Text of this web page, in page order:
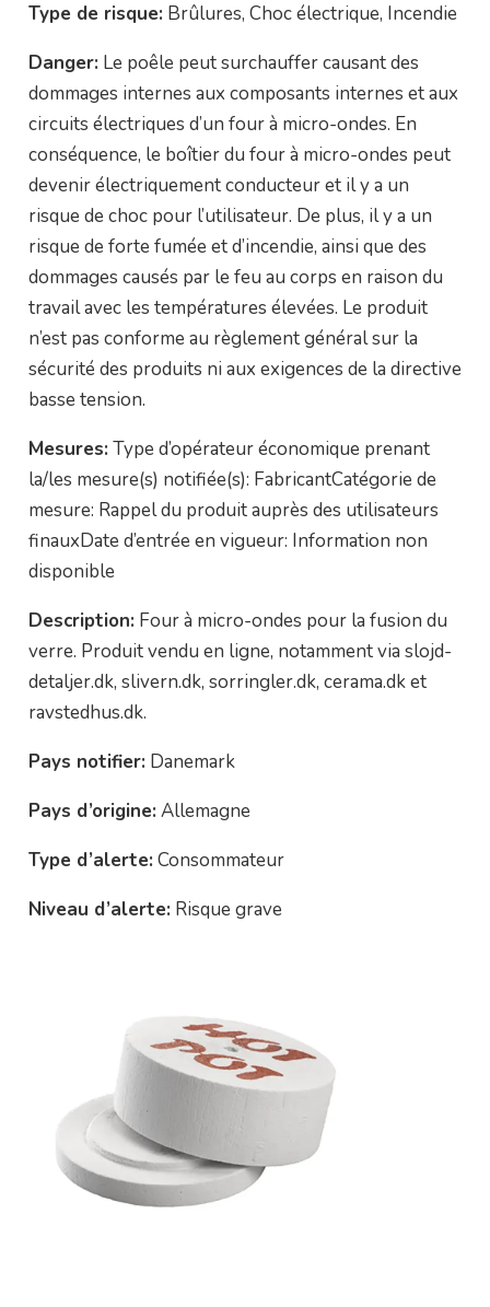
Type de risque: Brûlures, Choc électrique, Incendie
Danger: Le poêle peut surchauffer causant des
dommages internes aux composants internes et aux
circuits électriques d’un four à micro-ondes. En
conséquence, le boîtier du four à micro-ondes peut
devenir électriquement conducteur et il y a un
risque de choc pour l’utilisateur. De plus, il y a un
risque de forte fumée et d’incendie, ainsi que des
dommages causés par le feu au corps en raison du
travail avec les températures élevées. Le produit
n’est pas conforme au règlement général sur la
sécurité des produits ni aux exigences de la directive
basse tension.
Mesures: Type d’opérateur économique prenant
la/les mesure(s) notifiée(s): FabricantCatégorie de
mesure: Rappel du produit auprès des utilisateurs
finauxDate d’entrée en vigueur: Information non
disponible
Description: Four à micro-ondes pour la fusion du
verre. Produit vendu en ligne, notamment via slojd-
detaljer.dk, slivern.dk, sorringler.dk, cerama.dk et
ravstedhus.dk.
Pays notifier: Danemark
Pays d’origine: Allemagne
Type d’alerte: Consommateur
Niveau d’alerte: Risque grave